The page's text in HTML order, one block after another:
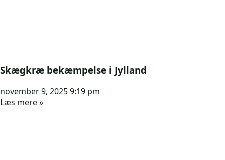
Skægkræ bekæmpelse i Jylland
november 9, 20259:19 pm
Læs mere »